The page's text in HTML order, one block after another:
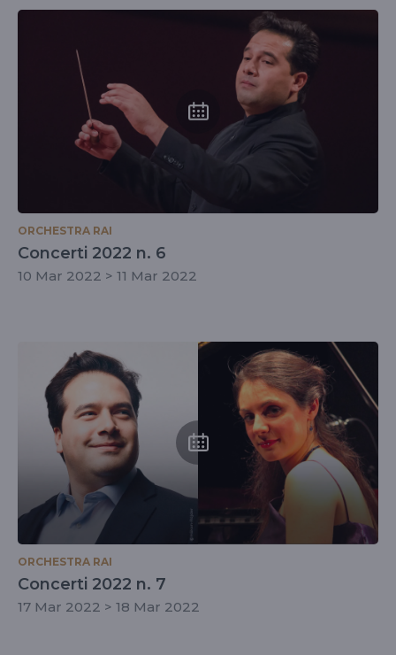
ORCHESTRA RAI
Concerti 2022 n. 6
10 Mar 2022 > 11 Mar 2022
ORCHESTRA RAI
Concerti 2022 n. 7
17 Mar 2022 > 18 Mar 2022